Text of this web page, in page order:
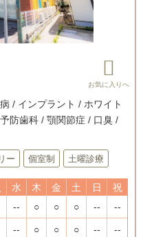
/ インプラント / ホワイト
防歯科 / 顎関節症 / 口臭 /
ー 個室制 土曜診療
水 木 金 土 日
祝
-- ○ ○ ○ -- --
-- ○ ○ ○ -- --